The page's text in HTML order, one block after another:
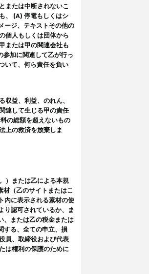
または中断されないこ
、 (A) 停電もしくはシ
ージ、テキストその他の
個人もしくは団体から
または甲の関連会社も
参加に関連して乙が行っ
いて、何ら責任を負い
益、利益、のれん、
連して生じる甲の責任
の総額を超えないもの
上の救済を放棄しま
）または乙による本規
（乙のサイトまたはこ
内に表示される素材の使
り認可されているか、ま
、または乙の税金または
する、全ての申立、損
員、取締役および代表
は権利の保護のために